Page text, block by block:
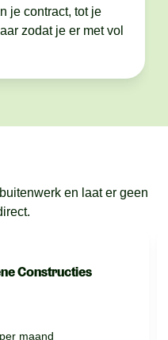
je contract, tot je
zodat je er met vol
en laat er geen
Constructies
maand